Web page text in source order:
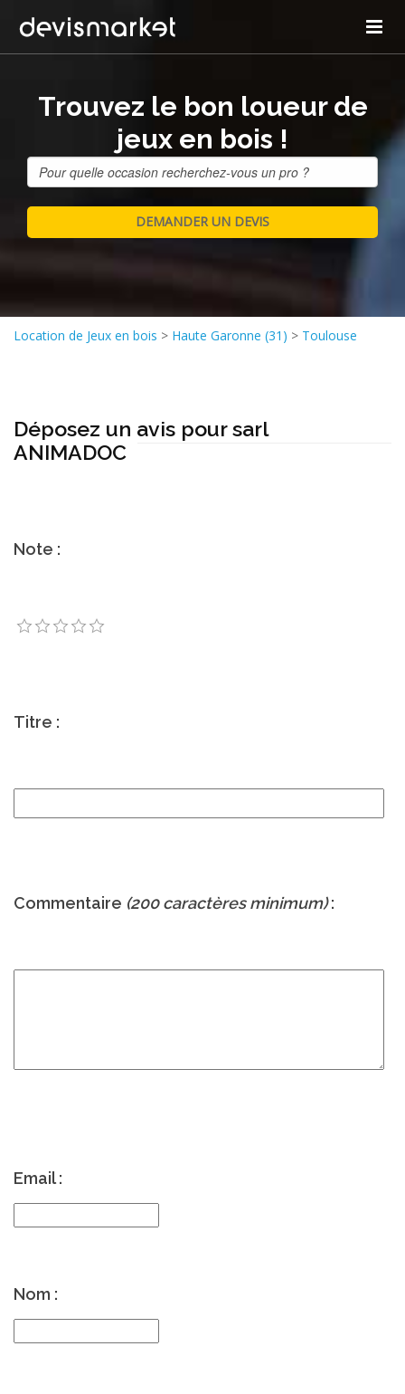
Trouvez le bon loueur de
jeux en bois !
Location de Jeux en bois > Haute Garonne (31) > Toulouse
Déposez un avis pour sarl
ANIMADOC
Note :
Titre :
Commentaire (200 caractères minimum):
Email :
Nom :